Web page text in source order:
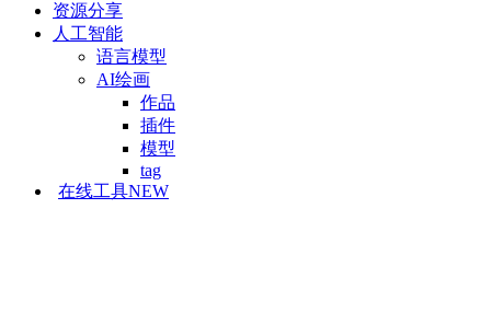
资源分享
人工智能
语言模型
AI绘画
作品
插件
模型
tag
在线工具NEW